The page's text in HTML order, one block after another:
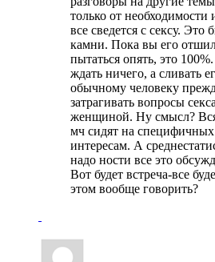
только от необходимости
все сведется с сексу.
камни. Пока вы его
пытаться опять, это
ждать ничего, а сливать
обычному человеку
затрагивать вопросы
женщиной. Ну смысл?
мч сидят на специфичных
интересам. А
надо ности все это
Вот будет встреча-все
этом вообще говорить?